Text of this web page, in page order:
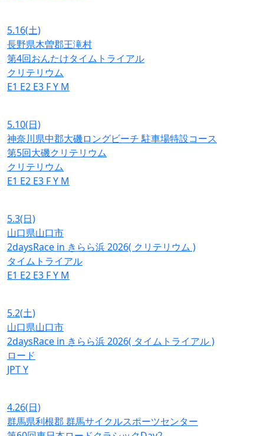
5.16(土)
長野県木曽郡王滝村
第4回おんたけタイムトライアル
クリテリウム
E1 E2 E3 FY M
5.10(日)
神奈川県中郡大磯ロングビーチ 駐車場特設コース
第5回大磯クリテリウム
クリテリウム
E1 E2 E3 FY M
5.3(日)
山口県山口市
2daysRace in きらら浜 2026( クリテリウム )
タイムトライアル
E1 E2 E3 FY M
5.2(土)
山口県山口市
2daysRace in きらら浜 2026( タイムトライアル )
ロード
JPTY
4.26(日)
群馬県利根郡 群馬サイクルスポーツセンター